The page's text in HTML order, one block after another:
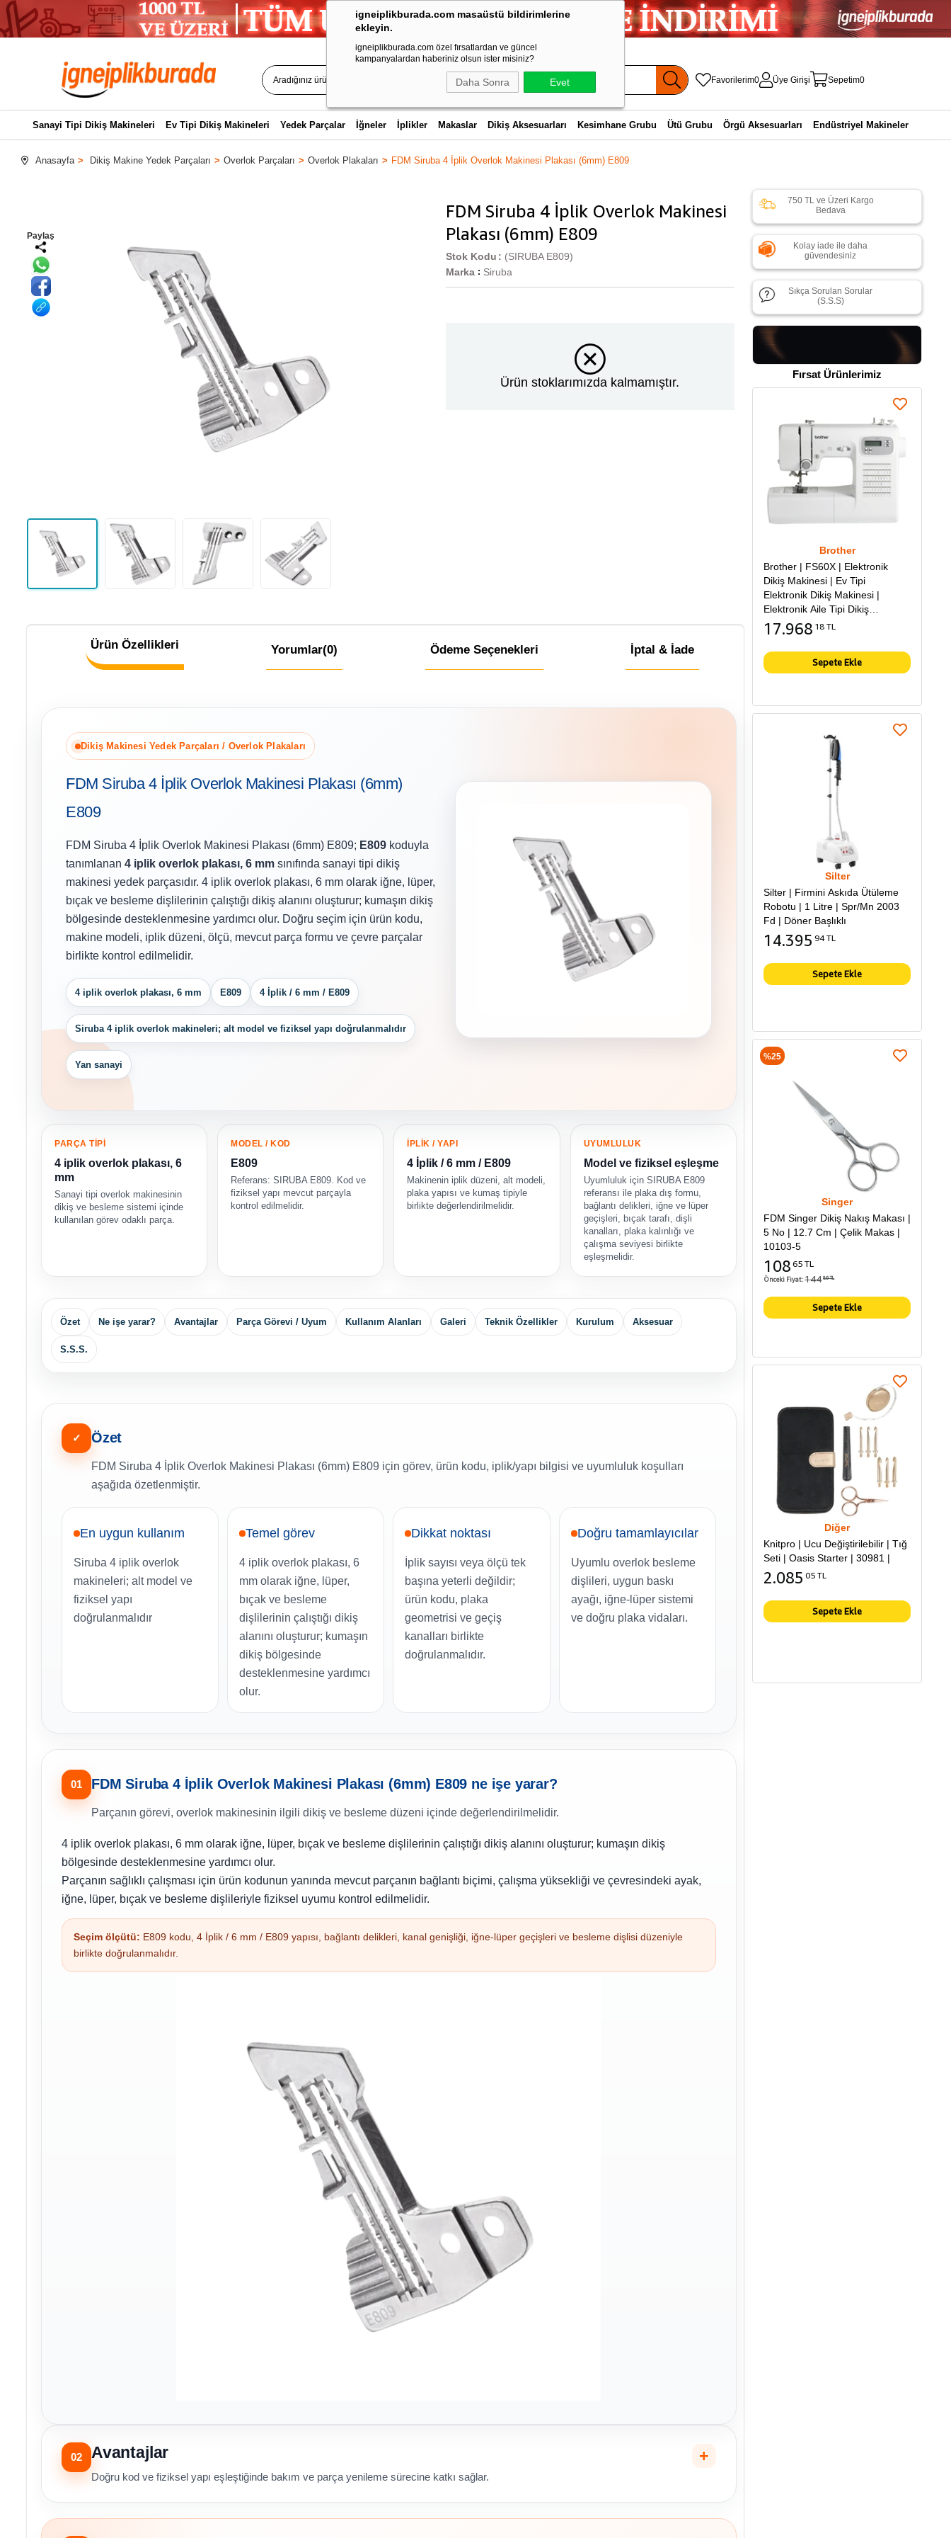
igneiplikburada.com masaüstü bildirimlerine
ekleyin.
igneiplikburada.com özel fırsatlardan ve güncel
kampanyalardan haberiniz olsun ister misiniz?
Daha Sonra Evet Favorilerim0 Üye Girişi Sepetim0
Sanayi Tipi Dikiş Makineleri Ev Tipi Dikiş Makineleri Yedek Parçalar İğneler İplikler Makaslar Dikiş Aksesuarları Kesimhane Grubu Ütü Grubu Örgü Aksesuarları Endüstriyel Makineler
Anasayfa Dikiş Makine Yedek Parçaları Overlok Parçaları Overlok Plakaları FDM Siruba 4 İplik Overlok Makinesi Plakası (6mm) E809
Paylaş
FDM Siruba 4 İplik Overlok Makinesi
Plakası (6mm) E809
(SIRUBA E809)
Stok Kodu
Marka : Siruba
Ürün stoklarımızda kalmamıştır.
Ürün Özellikleri Yorumlar(0) Ödeme Seçenekleri İptal & İade
Dikiş Makinesi Yedek Parçaları / Overlok Plakaları
FDM Siruba 4 İplik Overlok Makinesi Plakası (6mm)
E809
FDM Siruba 4 İplik Overlok Makinesi Plakası (6mm) E809; E809 koduyla
tanımlanan 4 iplik overlok plakası, 6 mm sınıfında sanayi tipi dikiş
makinesi yedek parçasıdır. 4 iplik overlok plakası, 6 mm olarak iğne, lüper,
bıçak ve besleme dişlilerinin çalıştığı dikiş alanını oluşturur; kumaşın dikiş
bölgesinde desteklenmesine yardımcı olur. Doğru seçim için ürün kodu,
makine modeli, iplik düzeni, ölçü, mevcut parça formu ve çevre parçalar
birlikte kontrol edilmelidir.
4 iplik overlok plakası, 6 mm E809 4 İplik / 6 mm / E809
Siruba 4 iplik overlok makineleri; alt model ve fiziksel yapı doğrulanmalıdır
Yan sanayi
PARÇA TİPİ
4 iplik overlok plakası, 6
mm
Sanayi tipi overlok makinesinin
dikiş ve besleme sistemi içinde
kullanılan görev odaklı parça.
MODEL / KOD
E809
Referans: SIRUBA E809. Kod ve
fiziksel yapı mevcut parçayla
kontrol edilmelidir.
İPLİK / YAPI
4 İplik / 6 mm / E809
Makinenin iplik düzeni, alt modeli,
plaka yapısı ve kumaş tipiyle
birlikte değerlendirilmelidir.
UYUMLULUK
Model ve fiziksel eşleşme
Uyumluluk için SIRUBA E809
referansı ile plaka dış formu,
bağlantı delikleri, iğne ve lüper
geçişleri, bıçak tarafı, dişli
kanalları, plaka kalınlığı ve
çalışma seviyesi birlikte
eşleşmelidir.
Özet Ne işe yarar? Avantajlar Parça Görevi / Uyum Kullanım Alanları Galeri Teknik Özellikler Kurulum Aksesuar
S.S.S.
✓ Özet
FDM Siruba 4 İplik Overlok Makinesi Plakası (6mm) E809 için görev, ürün kodu, iplik/yapı bilgisi ve uyumluluk koşulları
aşağıda özetlenmiştir.
En uygun kullanım
Siruba 4 iplik overlok
makineleri; alt model ve
fiziksel yapı
doğrulanmalıdır
Temel görev
4 iplik overlok plakası, 6
mm olarak iğne, lüper,
bıçak ve besleme
dişlilerinin çalıştığı dikiş
alanını oluşturur; kumaşın
dikiş bölgesinde
desteklenmesine yardımcı
olur.
Dikkat noktası
İplik sayısı veya ölçü tek
başına yeterli değildir;
ürün kodu, plaka
geometrisi ve geçiş
kanalları birlikte
doğrulanmalıdır.
Doğru tamamlayıcılar
Uyumlu overlok besleme
dişlileri, uygun baskı
ayağı, iğne-lüper sistemi
ve doğru plaka vidaları.
01 FDM Siruba 4 İplik Overlok Makinesi Plakası (6mm) E809 ne işe yarar?
Parçanın görevi, overlok makinesinin ilgili dikiş ve besleme düzeni içinde değerlendirilmelidir.
4 iplik overlok plakası, 6 mm olarak iğne, lüper, bıçak ve besleme dişlilerinin çalıştığı dikiş alanını oluşturur; kumaşın dikiş
bölgesinde desteklenmesine yardımcı olur.
Parçanın sağlıklı çalışması için ürün kodunun yanında mevcut parçanın bağlantı biçimi, çalışma yüksekliği ve çevresindeki ayak,
iğne, lüper, bıçak ve besleme dişlileriyle fiziksel uyumu kontrol edilmelidir.
Seçim ölçütü: E809 kodu, 4 İplik / 6 mm / E809 yapısı, bağlantı delikleri, kanal genişliği, iğne-lüper geçişleri ve besleme dişlisi düzeniyle
birlikte doğrulanmalıdır.
02 Avantajlar
Doğru kod ve fiziksel yapı eşleştiğinde bakım ve parça yenileme sürecine katkı sağlar.
750 TL ve Üzeri Kargo
Bedava
Kolay iade ile daha
güvendesiniz
Sıkça Sorulan Sorular
(S.S.S)
Fırsat Ürünlerimiz
Brother
Brother | FS60X | Elektronik
Dikiş Makinesi | Ev Tipi
Elektronik Dikiş Makinesi |
Elektronik Aile Tipi Dikiş
Makinesi
17.968 18 TL
Sepete Ekle
Silter
Silter | Firmini Askıda Ütüleme
Robotu | 1 Litre | Spr/Mn 2003
Fd | Döner Başlıklı
14.395 94 TL
Sepete Ekle
Singer
FDM Singer Dikiş Nakış Makası |
5 No | 12.7 Cm | Çelik Makas |
10103-5
108 65 TL
Önceki Fiyat:144 86 TL
Sepete Ekle
%25
Diğer
Knitpro | Ucu Değiştirilebilir | Tığ
Seti | Oasis Starter | 30981 |
2.085 05 TL
Sepete Ekle